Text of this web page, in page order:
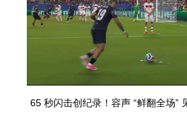
65 秒闪击创纪录！容声 “鲜翻全场”